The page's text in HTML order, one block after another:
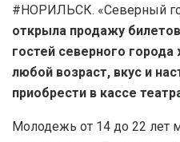
#НОРИЛЬСК. «Северный
открыла продажу
гостей северного
любой возраст, вкус и
приобрести в кассе
Молодежь от 14 до 22 лет